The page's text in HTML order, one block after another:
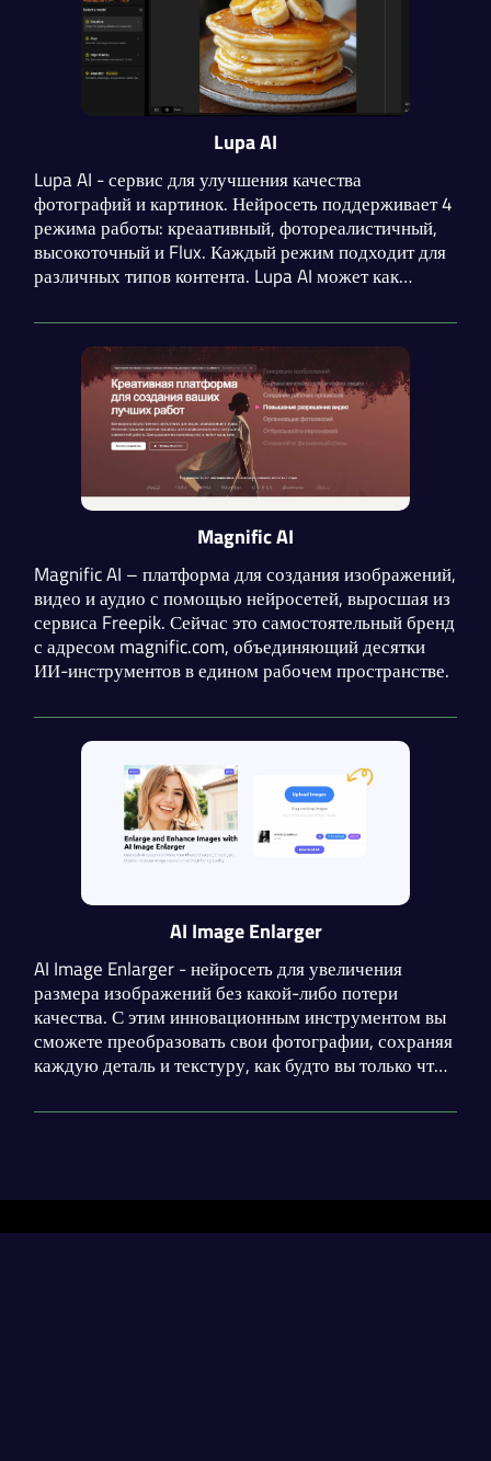
Lupa AI
Lupa AI - сервис для улучшения качества
фотографий и картинок. Нейросеть поддерживает 4
режима работы: креаативный, фотореалистичный,
высокоточный и Flux. Каждый режим подходит для
различных типов контента. Lupa AI может как
исходную структуру изображений.
Magnific AI
Magnific AI – платформа для создания изображений,
видео и аудио с помощью нейросетей, выросшая из
сервиса Freepik. Сейчас это самостоятельный бренд
с адресом magnific.com, объединяющий десятки
ИИ-инструментов в едином рабочем пространстве.
AI Image Enlarger
AI Image Enlarger - нейросеть для увеличения
размера изображений без какой-либо потери
качества. С этим инновационным инструментом вы
сможете преобразовать свои фотографии, сохраняя
каждую деталь и текстуру, как будто вы только что
затем обработать полученное изображение.
Разделы